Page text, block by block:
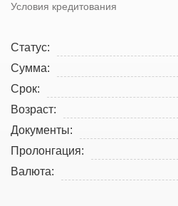
Условия кредитования
Статус:
Сумма:
Срок:
Возраст:
Документы:
Пролонгация:
Валюта: